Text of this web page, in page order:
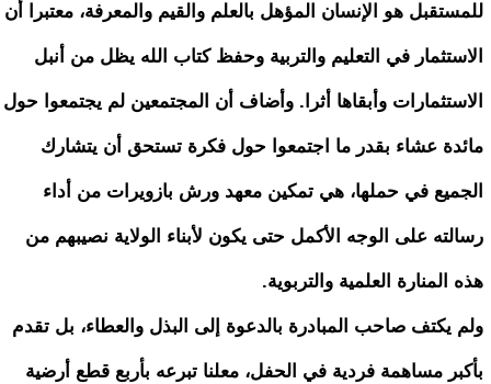
للمستقبل هو الإنسان المؤهل بالعلم والقيم والمعرفة، معتبرا أن
الاستثمار في التعليم والتربية وحفظ كتاب الله يظل من أنبل
الاستثمارات وأبقاها أثرا. وأضاف أن المجتمعين لم يجتمعوا حول
مائدة عشاء بقدر ما اجتمعوا حول فكرة تستحق أن يتشارك
الجميع في حملها، هي تمكين معهد ورش بازويرات من أداء
رسالته على الوجه الأكمل حتى يكون لأبناء الولاية نصيبهم من
هذه المنارة العلمية والتربوية.
ولم يكتف صاحب المبادرة بالدعوة إلى البذل والعطاء، بل تقدم
بأكبر مساهمة فردية في الحفل، معلنا تبرعه بأربع قطع أرضية